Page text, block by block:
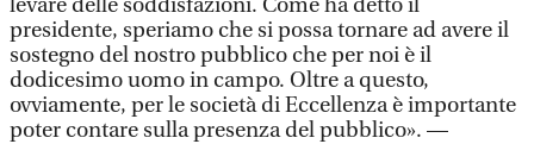
levare delle soddisfazioni. Come ha detto il
presidente, speriamo che si possa tornare ad avere il
sostegno del nostro pubblico che per noi è il
dodicesimo uomo in campo. Oltre a questo,
ovviamente, per le società di Eccellenza è importante
poter contare sulla presenza del pubblico». —